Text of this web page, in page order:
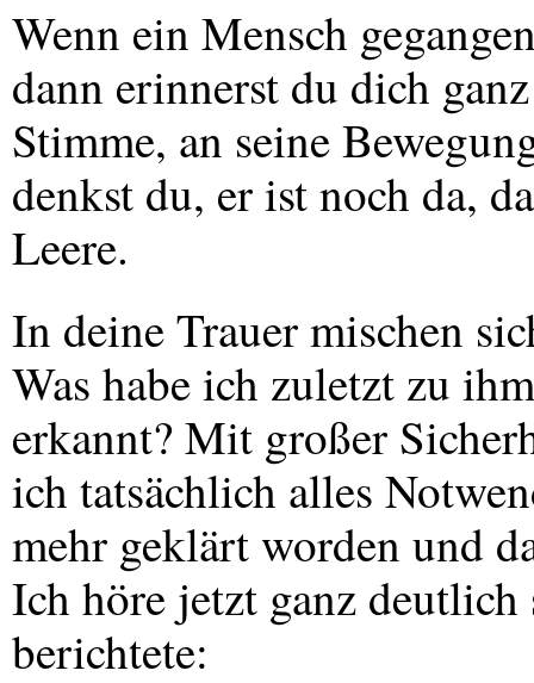
Wenn ein Mensch
dann erinnerst du dich
Stimme, an seine
denkst du, er ist noch da,
Leere.
In deine Trauer mischen
Was habe ich zuletzt zu
erkannt? Mit großer
ich tatsächlich alles
mehr geklärt worden und
Ich höre jetzt ganz
berichtete: